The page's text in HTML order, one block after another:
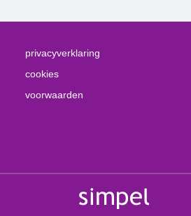
privacyverklaring
cookies
voorwaarden